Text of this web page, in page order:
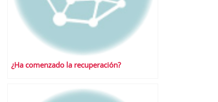
¿Ha comenzado la recuperación?